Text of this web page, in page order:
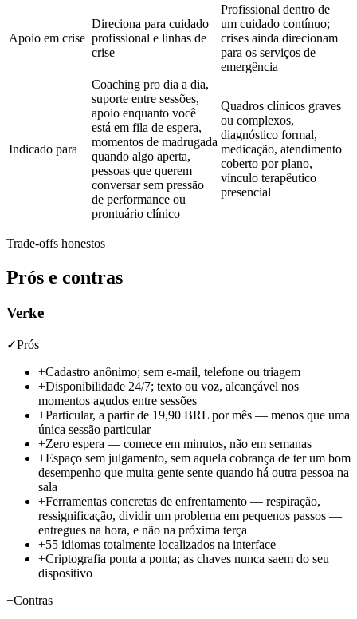
Apoio em crise
Direciona para cuidado
profissional e linhas de
crise
Profissional dentro de
um cuidado contínuo;
crises ainda direcionam
para os serviços de
emergência
Indicado para
Coaching pro dia a dia,
suporte entre sessões,
apoio enquanto você
está em fila de espera,
momentos de madrugada
quando algo aperta,
pessoas que querem
conversar sem pressão
de performance ou
prontuário clínico
Quadros clínicos graves
ou complexos,
diagnóstico formal,
medicação, atendimento
coberto por plano,
vínculo terapêutico
presencial
Trade-offs honestos
Prós e contras
Verke
✓Prós
+Cadastro anônimo; sem e-mail, telefone ou triagem
+Disponibilidade 24/7; texto ou voz, alcançável nos
momentos agudos entre sessões
+Particular, a partir de 19,90 BRL por mês — menos que uma
única sessão particular
+Zero espera — comece em minutos, não em semanas
+Espaço sem julgamento, sem aquela cobrança de ter um bom
desempenho que muita gente sente quando há outra pessoa na
sala
+Ferramentas concretas de enfrentamento — respiração,
ressignificação, dividir um problema em pequenos passos —
entregues na hora, e não na próxima terça
+55 idiomas totalmente localizados na interface
+Criptografia ponta a ponta; as chaves nunca saem do seu
dispositivo
−Contras